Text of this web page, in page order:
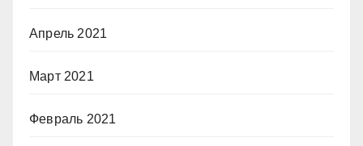
Апрель 2021
Март 2021
Февраль 2021